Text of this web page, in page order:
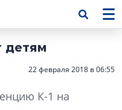
детям
22 февраля 2018 в 06:55
К-1 на